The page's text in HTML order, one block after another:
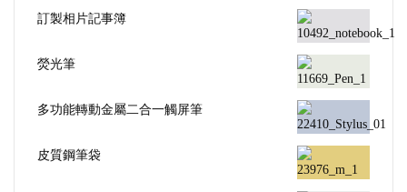
訂製相片記事簿
熒光筆
多功能轉動金屬二合一觸屏筆
皮質鋼筆袋